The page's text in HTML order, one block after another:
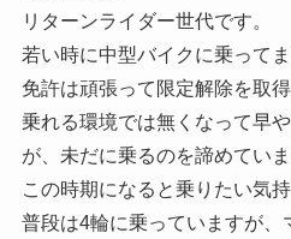
リターンライダー世代です。
若い時に中型バイクに乗ってま
免許は頑張って限定解除を取
乗れる環境では無くなって早
が、未だに乗るのを諦めていま
この時期になると乗りたい気
普段は4輪に乗っていますが、